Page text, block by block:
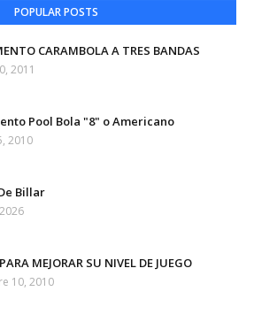
POPULAR POSTS
CARAMBOLA A TRES BANDAS
2011
Pool Bola "8" o Americano
2010
Billar
MEJORAR SU NIVEL DE JUEGO
10, 2010